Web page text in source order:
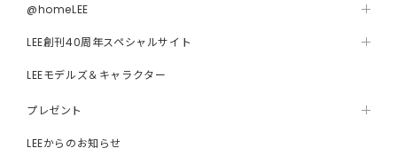
@homeLEE
LEE創刊40周年スペシャルサイト
LEEモデルズ＆キャラクター
プレゼント
LEEからのお知らせ